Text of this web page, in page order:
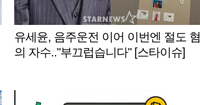
유세윤, 음주운전 이어 이번엔 절도 혐
의 자수.."부끄럽습니다" [스타이슈]